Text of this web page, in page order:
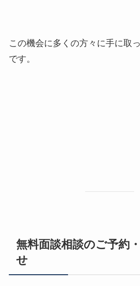
この機会に多くの方々に手に取
です。
無料面談相談のご予約
せ